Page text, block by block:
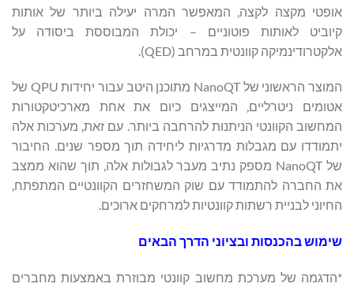
אופטי מקצה לקצה, המאפשר המרה יעילה ביותר של אותות
קיוביט לאותות פוטוניים – יכולת המבוססת ביסודה על
אלקטרודינמיקה קוונטית במרחב (QED).
המוצר הראשוני של NanoQT מתוכנן היטב עבור יחידות QPU של
אטומים ניטרליים, המייצגים כיום את אחת מארכיטקטורות
המחשוב הקוונטי הניתנות להרחבה ביותר. עם זאת, מערכות אלה
יתמודדו עם מגבלות מדרגיות ליחידה תוך מספר שנים. החיבור
של NanoQT מספק נתיב מעבר לגבולות אלה, תוך שהוא ממצב
את החברה להתמודד עם שוק המשחזרים הקוונטיים המתפתח,
החיוני לבניית רשתות קוונטיות למרחקים ארוכים.
שימוש בהכנסות ובציוני הדרך הבאים
*הדגמה של מערכת מחשוב קוונטי מבוזרת באמצעות מחברים